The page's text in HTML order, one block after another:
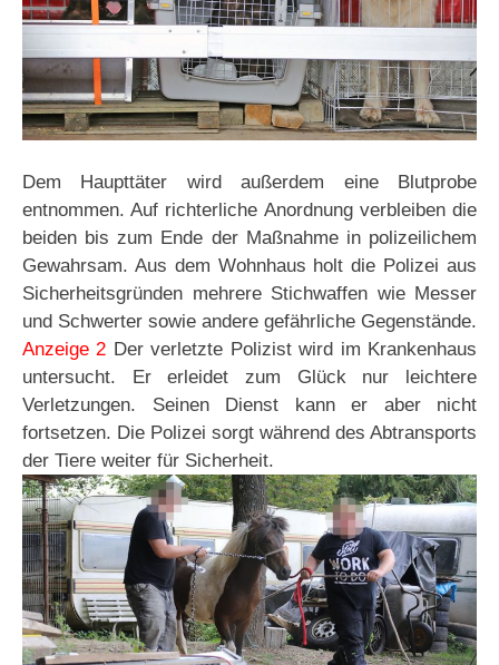
Dem Haupttäter wird außerdem eine Blutprobe
entnommen. Auf richterliche Anordnung verbleiben die
beiden bis zum Ende der Maßnahme in polizeilichem
Gewahrsam. Aus dem Wohnhaus holt die Polizei aus
Sicherheitsgründen mehrere Stichwaffen wie Messer
und Schwerter sowie andere gefährliche Gegenstände.
Anzeige 2 Der verletzte Polizist wird im Krankenhaus
untersucht. Er erleidet zum Glück nur leichtere
Verletzungen. Seinen Dienst kann er aber nicht
fortsetzen. Die Polizei sorgt während des Abtransports
der Tiere weiter für Sicherheit.